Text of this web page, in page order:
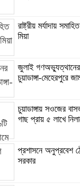
রাষ্ট্রীয় মর্যাদায়
মিয়া
জুলাই গণঅভ্যুত্থানের
চুয়াডাঙ্গা-মেহেরপুরে
চুয়াডাঙ্গায় সওজের
গাছ প্রায় ৫ লাখে
প্রশাসনে অনুপ্রবেশ
সরকার